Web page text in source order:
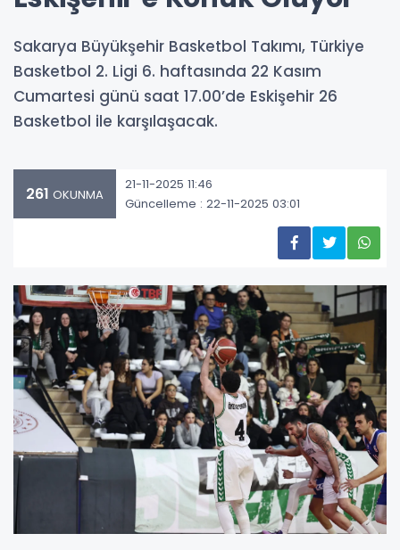
Sakarya Büyükşehir Basketbol Takımı, Türkiye
Basketbol 2. Ligi 6. haftasında 22 Kasım
Cumartesi günü saat 17.00’de Eskişehir 26
Basketbol ile karşılaşacak.
261 OKUNMA
21-11-2025 11:46
Güncelleme : 22-11-2025 03:01